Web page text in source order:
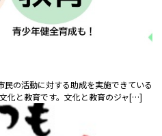
の活動に対する助成を実施できている
化と教育です。文化と教育のジャ[…]